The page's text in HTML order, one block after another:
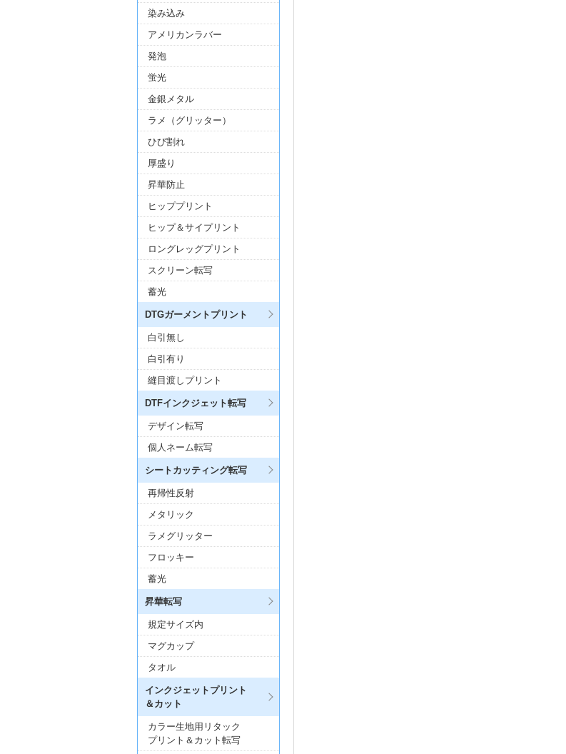
染み込み
アメリカンラバー
発泡
蛍光
金銀メタル
ラメ（グリッター）
ひび割れ
厚盛り
昇華防止
ヒッププリント
ヒップ＆サイプリント
ロングレッグプリント
スクリーン転写
蓄光
DTGガーメントプリント
白引無し
白引有り
縫目渡しプリント
DTFインクジェット転写
デザイン転写
個人ネーム転写
シートカッティング転写
再帰性反射
メタリック
ラメグリッター
フロッキー
蓄光
昇華転写
規定サイズ内
マグカップ
タオル
インクジェットプリント
＆カット
カラー生地用リタック
プリント＆カット転写